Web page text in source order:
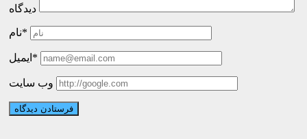
دیدگاه
نام*
ایمیل*
وب سایت